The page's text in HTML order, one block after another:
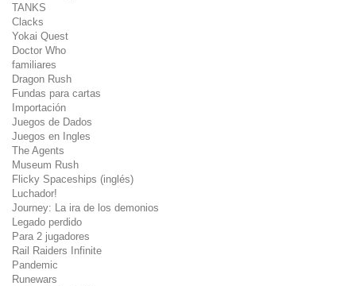
TANKS
Clacks
Yokai Quest
Doctor Who
familiares
Dragon Rush
Fundas para cartas
Importación
Juegos de Dados
Juegos en Ingles
The Agents
Museum Rush
Flicky Spaceships (inglés)
Luchador!
Journey: La ira de los demonios
Legado perdido
Para 2 jugadores
Rail Raiders Infinite
Pandemic
Runewars